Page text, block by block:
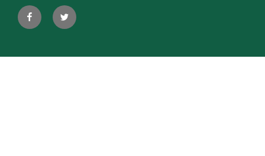
FacebookTwitter